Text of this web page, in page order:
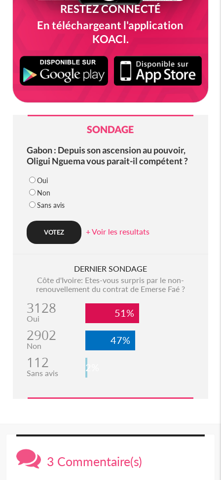
RESTEZ CONNECTÉ
En téléchargeant l'application
KOACI.
SONDAGE
Gabon : Depuis son ascension au pouvoir,
Oligui Nguema vous parait-il compétent ?
Oui
Non
Sans avis
+ Voir les resultats
DERNIER SONDAGE
Côte d'Ivoire: Etes-vous surpris par le non-
renouvellement du contrat de Emerse Faé ?
3128
Oui 51%
2902
Non 47%
112
Sans avis 2%
3 Commentaire(s)